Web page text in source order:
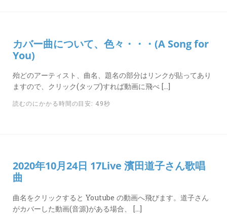
カバー曲について、色々・・・(A Song for
You)
殆どのアーティスト、曲名、題名の部分はリンクが貼ってあり
ますので、クリック(タップ)すれば動画に飛べ […]
読むのにかかる時間の目安: 49秒
2020年10月24日 17Live 濱田道子さん歌唱
曲
曲名をクリックすると Youtube の動画へ飛びます。道子さん
がカバーした動画(音源)がある場合、 […]